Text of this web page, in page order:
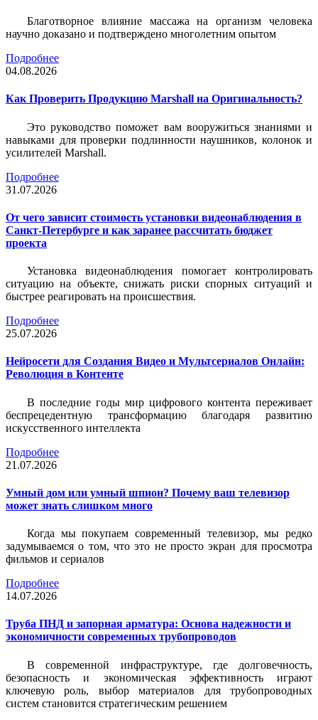
Благотворное влияние массажа на организм человека
научно доказано и подтверждено многолетним опытом
Подробнее
04.08.2026
Как Проверить Продукцию Marshall на Оригинальность?
Это руководство поможет вам вооружиться знаниями и
навыками для проверки подлинности наушников, колонок и
усилителей Marshall.
Подробнее
31.07.2026
От чего зависит стоимость установки видеонаблюдения в
Санкт-Петербурге и как заранее рассчитать бюджет
проекта
Установка видеонаблюдения помогает контролировать
ситуацию на объекте, снижать риски спорных ситуаций и
быстрее реагировать на происшествия.
Подробнее
25.07.2026
Нейросети для Создания Видео и Мультсериалов Онлайн:
Революция в Контенте
В последние годы мир цифрового контента переживает
беспрецедентную трансформацию благодаря развитию
искусственного интеллекта
Подробнее
21.07.2026
Умный дом или умный шпион? Почему ваш телевизор
может знать слишком много
Когда мы покупаем современный телевизор, мы редко
задумываемся о том, что это не просто экран для просмотра
фильмов и сериалов
Подробнее
14.07.2026
Труба ПНД и запорная арматура: Основа надежности и
экономичности современных трубопроводов
В современной инфраструктуре, где долговечность,
безопасность и экономическая эффективность играют
ключевую роль, выбор материалов для трубопроводных
систем становится стратегическим решением